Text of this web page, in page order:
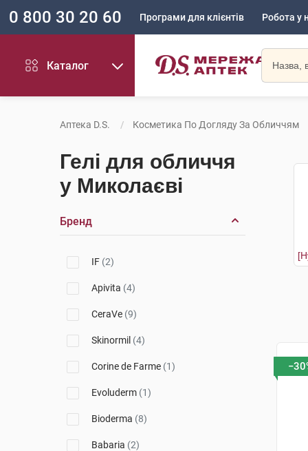
0 800 30 20 60 Програми для клієнтів Робота у
Каталог
Аптека D.S. Косметика По Догляду За Обличчям
Гелі для обличчя
у Миколаєві
Бренд
IF (2)
Apivita (4)
CeraVe (9)
Skinormil (4)
Corine de Farme (1)
Evoluderm (1)
Bioderma (8)
Babaria (2)